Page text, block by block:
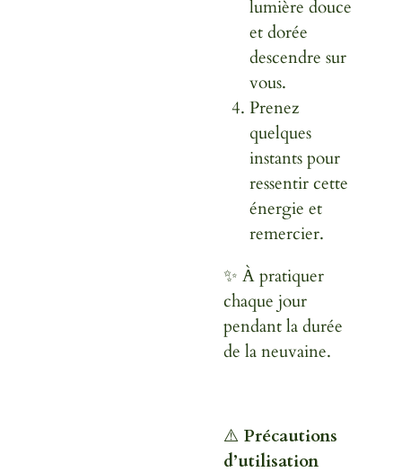
lumière douce
et dorée
descendre sur
vous.
Prenez
quelques
instants pour
ressentir cette
énergie et
remercier.
✨ À pratiquer
chaque jour
pendant la durée
de la neuvaine.
⚠️ Précautions
d’utilisation